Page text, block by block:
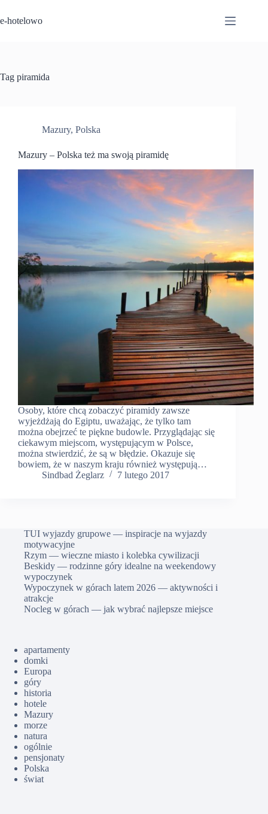
do
treści
e-hotelowo
Tag piramida
Mazury, Polska
Mazury – Polska też ma swoją piramidę
Osoby, które chcą zobaczyć piramidy zawsze
wyjeżdżają do Egiptu, uważając, że tylko tam
można obejrzeć te piękne budowle. Przyglądając się
ciekawym miejscom, występującym w Polsce,
można stwierdzić, że są w błędzie. Okazuje się
bowiem, że w naszym kraju również występują…
Sindbad Żeglarz
7 lutego 2017
TUI wyjazdy grupowe — inspiracje na wyjazdy
motywacyjne
Rzym — wieczne miasto i kolebka cywilizacji
Beskidy — rodzinne góry idealne na weekendowy
wypoczynek
Wypoczynek w górach latem 2026 — aktywności i
atrakcje
Nocleg w górach — jak wybrać najlepsze miejsce
apartamenty
domki
Europa
góry
historia
hotele
Mazury
morze
natura
ogólnie
pensjonaty
Polska
świat